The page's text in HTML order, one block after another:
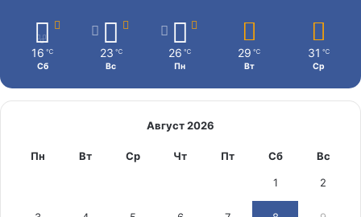
16 ℃
Сб
23 ℃
Вс
26 ℃
Пн
29 ℃
Вт
31 ℃
Ср
Август 2026
Пн Вт Ср Чт Пт Сб Вс
1 2